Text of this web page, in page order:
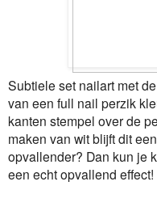
Subtiele set nailart met
van een full nail perzik
kanten stempel over de
maken van wit blijft dit
opvallender? Dan kun je
een echt opvallend effect!